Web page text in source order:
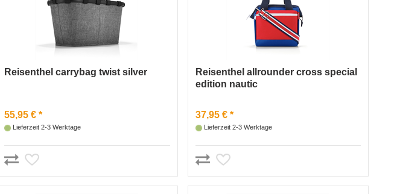
Reisenthel carrybag twist silver
55,95 € *
Lieferzeit 2-3 Werktage
Reisenthel allrounder cross special
edition nautic
37,95 € *
Lieferzeit 2-3 Werktage